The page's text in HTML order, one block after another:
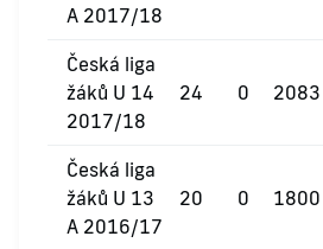
A 2017/18
Česká liga
žáků U 14
2017/18
24 0 2083
Česká liga
žáků U 13
A 2016/17
20 0 1800